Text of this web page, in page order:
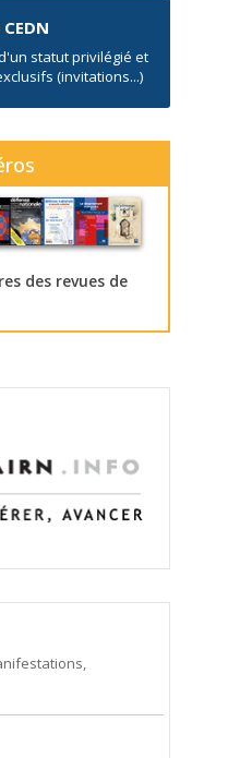
statut privilégié et
(invitations...)
des revues de